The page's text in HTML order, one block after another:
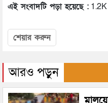
এই সংবাদটি পড়া হয়েছে : 1.2K
শেয়ার করুন
আরও পড়ুন